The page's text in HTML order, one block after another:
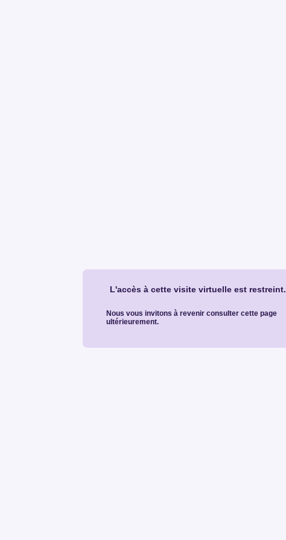
L'accès à cette visite virtuelle est restreint.
Nous vous invitons à revenir consulter cette page
ultérieurement.